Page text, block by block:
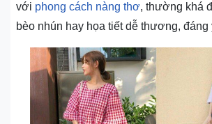
với phong cách nàng thơ, thường khá
bèo nhún hay họa tiết dễ thương, đáng